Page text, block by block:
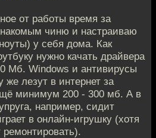
от работы время за
чиню и настраиваю
у себя дома. Как
нужно качать драйвера
Мб. Windows и антивирусы
же лезут в интернет за
минимум 200 - 300 мб. А в
например, сидит
в онлайн-игрушку (хотя